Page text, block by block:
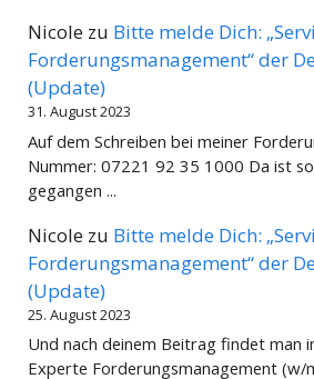
Nicole zu Bitte melde Dich:
Forderungsmanagement“ der
(Update)
31. August 2023
Auf dem Schreiben bei meiner
Nummer: 07221 92 35 1000 Da ist
gegangen ...
Nicole zu Bitte melde Dich:
Forderungsmanagement“ der
(Update)
25. August 2023
Und nach deinem Beitrag findet man
Experte Forderungsmanagement (w/